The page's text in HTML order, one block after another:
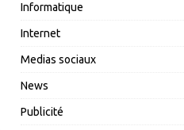
Informatique
Internet
Medias sociaux
News
Publicité